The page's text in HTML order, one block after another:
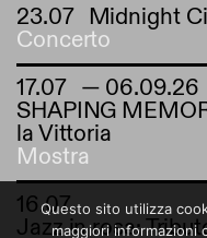
23.07 Midnight
Concerto
17.07 — 06.09.26
SHAPING
la Vittoria
Mostra
16.07
Jazz in rosa:
Questo sito utilizza
maggiori informazioni